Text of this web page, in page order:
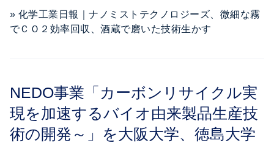
» 化学工業日報｜ナノミストテクノロジーズ、微細な霧
でＣＯ２効率回収、酒蔵で磨いた技術生かす
NEDO事業「カーボンリサイクル実
現を加速するバイオ由来製品生産技
術の開発～」を大阪大学、徳島大学